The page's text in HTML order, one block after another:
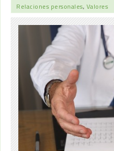
Relaciones personales, Valores